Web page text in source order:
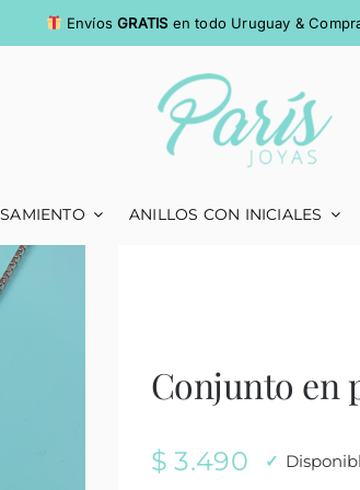
EnvíosGRATIS en todo Uruguay &
ANILLOS CON INICIALES
Conjunto en
$ 3.490